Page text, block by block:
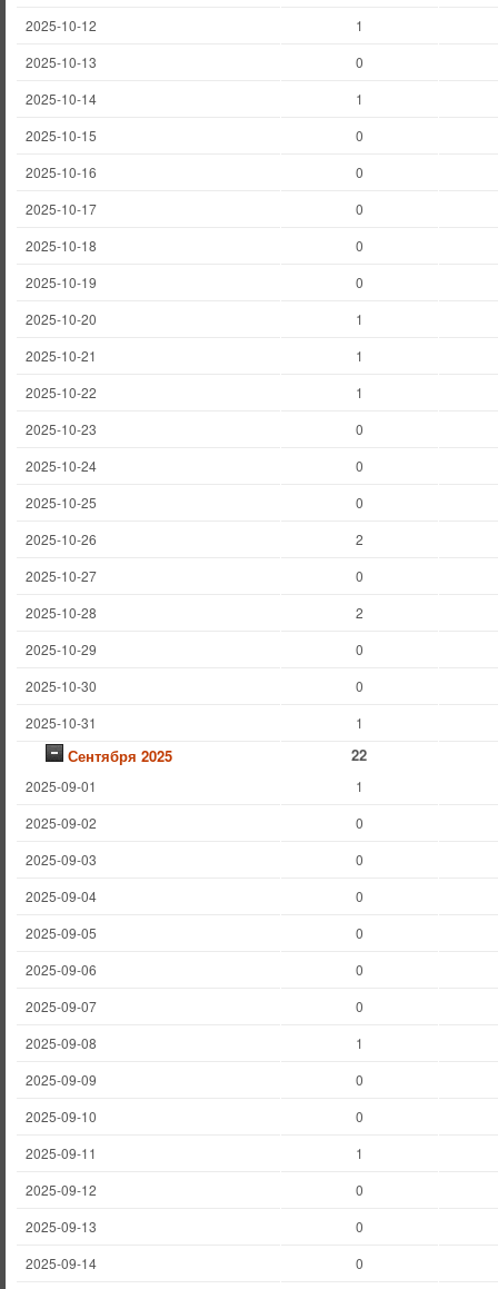
2025-10-12
1
2025-10-13
0
2025-10-14
1
2025-10-15
0
2025-10-16
0
2025-10-17
0
2025-10-18
0
2025-10-19
0
2025-10-20
1
2025-10-21
1
2025-10-22
1
2025-10-23
0
2025-10-24
0
2025-10-25
0
2025-10-26
2
2025-10-27
0
2025-10-28
2
2025-10-29
0
2025-10-30
0
2025-10-31
1
Сентября 2025 22
2025-09-01
1
2025-09-02
0
2025-09-03
0
2025-09-04
0
2025-09-05
0
2025-09-06
0
2025-09-07
0
2025-09-08
1
2025-09-09
0
2025-09-10
0
2025-09-11
1
2025-09-12
0
2025-09-13
0
2025-09-14
0